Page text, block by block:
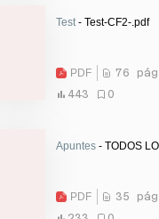
Test - Test-CF2-.pdf
PDF
76
443
0
Apuntes - TODOS
PDF
35